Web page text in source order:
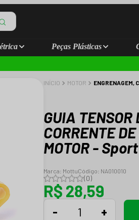
Peças Plásticas
INÍCIO MOTOR ENGRENAGEM,
GUIA TENSOR
CORRENTE
MOTOR -
Marca: MottuCódigo: NA010010
(0)
R$ 28,59
- +